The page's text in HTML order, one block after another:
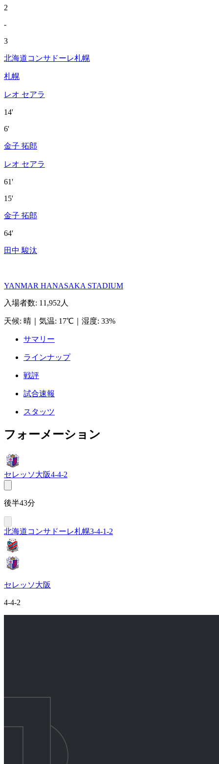
2
-
3
北海道コンサドーレ札幌
札幌
レオ セアラ
14'
6'
金子 拓郎
レオ セアラ
61'
15'
金子 拓郎
64'
田中 駿汰
YANMAR HANASAKA STADIUM
入場者数: 11,952人
天候: 晴 気温: 17℃ 湿度: 33%
サマリー
ラインナップ
戦評
試合速報
スタッツ
フォーメーション
セレッソ大阪4-4-2
後半43分
北海道コンサドーレ札幌3-4-1-2
セレッソ大阪
4-4-2